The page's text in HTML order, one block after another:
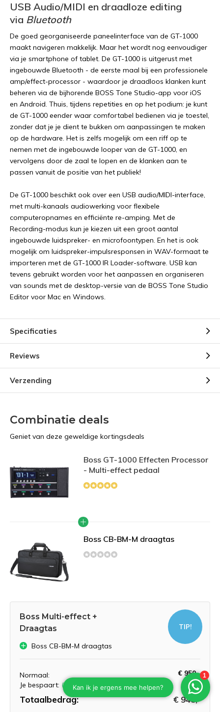
USB Audio/MIDI en draadloze editing
via Bluetooth
De goed georganiseerde paneelinterface van de GT-1000
maakt navigeren makkelijk. Maar het wordt nog eenvoudiger
via je smartphone of tablet. De GT-1000 is uitgerust met
ingebouwde Bluetooth - de eerste maal bij een professionele
amp/effect-processor - waardoor je draadloos klanken kunt
beheren via de bijhorende BOSS Tone Studio-app voor iOS
en Android. Thuis, tijdens repetities en op het podium: je kunt
de GT-1000 eender waar comfortabel bedienen via je toestel,
zonder dat je je dient te bukken om aanpassingen te maken
op de hardware. Het is zelfs mogelijk om een riff op te
nemen met de ingebouwde looper van de GT-1000, en
vervolgens door de zaal te lopen en de klanken aan te
passen vanuit de positie van het publiek!
De GT-1000 beschikt ook over een USB audio/MIDI-interface,
met multi-kanaals audiowerking voor flexibele
computeropnames en efficiënte re-amping. Met de
Recording-modus kun je kiezen uit een groot aantal
ingebouwde luidspreker- en microfoontypen. En het is ook
mogelijk om luidspreker-impulsresponsen in WAV-formaat te
importeren met de GT-1000 IR Loader-software. USB kan
tevens gebruikt worden voor het aanpassen en organiseren
van sounds met de desktop-versie van de BOSS Tone Studio
Editor voor Mac en Windows.
Specificaties
Reviews
Verzending
Combinatie deals
Geniet van deze geweldige kortingsdeals
Boss GT-1000 Effecten Processor
- Multi-effect pedaal
Boss CB-BM-M draagtas
Boss Multi-effect +
Draagtas
Boss CB-BM-M draagtas
Normaal:
€ 950,-
Je bespaart: (0% Korting) € 2,-
Totaalbedrag: € 948,-
TIP!